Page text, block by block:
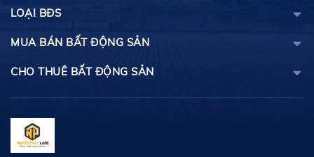
LOẠI BĐS
MUA BÁN BẤT ĐỘNG SẢN
CHO THUÊ BẤT ĐỘNG SẢN